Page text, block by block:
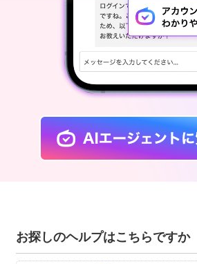
お探しのヘルプはこちらですか